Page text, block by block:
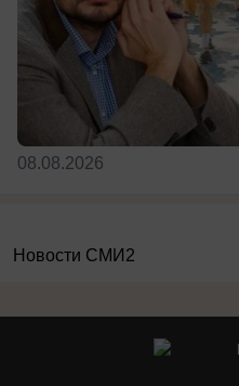
08.08.2026
Новости СМИ2